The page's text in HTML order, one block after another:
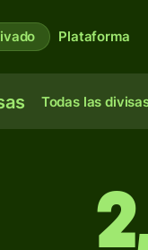
Plataforma
Todas las